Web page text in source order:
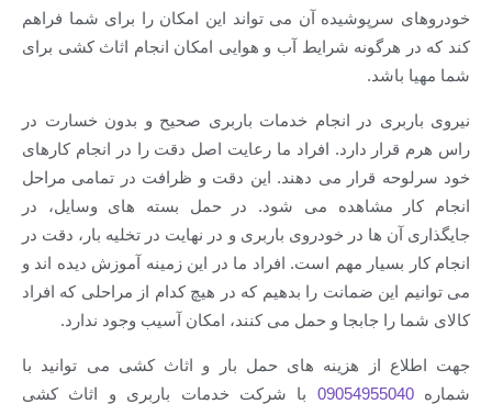
آن می تواند این امکان را برای شما فراهم
شرایط آب و هوایی امکان انجام اثاث کشی برای
در انجام خدمات باربری صحیح و بدون خسارت در
دارد. افراد ما رعایت اصل دقت را در انجام کارهای
قرار می دهند. این دقت و ظرافت در تمامی مراحل
مشاهده می شود. در حمل بسته های وسایل، در
ها در خودروی باربری و در نهایت در تخلیه بار، دقت در
مهم است. افراد ما در این زمینه آموزش دیده اند و
ضمانت را بدهیم که در هیچ کدام از مراحلی که افراد
را جابجا و حمل می کنند، امکان آسیب وجود ندارد.
از هزینه های حمل بار و اثاث کشی می توانید با
با شرکت خدمات باربری و اثاث کشی